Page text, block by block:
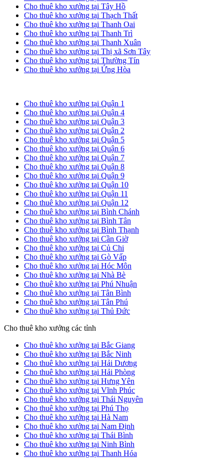
Cho thuê kho xưởng tại Tây Hồ
Cho thuê kho xưởng tại Thạch Thất
Cho thuê kho xưởng tại Thanh Oai
Cho thuê kho xưởng tại Thanh Trì
Cho thuê kho xưởng tại Thanh Xuân
Cho thuê kho xưởng tại Thị xã Sơn Tây
Cho thuê kho xưởng tại Thường Tín
Cho thuê kho xưởng tại Ứng Hòa
Cho thuê kho xưởng tại Quận 1
Cho thuê kho xưởng tại Quận 4
Cho thuê kho xưởng tại Quận 3
Cho thuê kho xưởng tại Quận 2
Cho thuê kho xưởng tại Quận 5
Cho thuê kho xưởng tại Quận 6
Cho thuê kho xưởng tại Quận 7
Cho thuê kho xưởng tại Quận 8
Cho thuê kho xưởng tại Quận 9
Cho thuê kho xưởng tại Quận 10
Cho thuê kho xưởng tại Quận 11
Cho thuê kho xưởng tại Quận 12
Cho thuê kho xưởng tại Bình Chánh
Cho thuê kho xưởng tại Bình Tân
Cho thuê kho xưởng tại Bình Thạnh
Cho thuê kho xưởng tại Cần Giờ
Cho thuê kho xưởng tại Củ Chi
Cho thuê kho xưởng tại Gò Vấp
Cho thuê kho xưởng tại Hóc Môn
Cho thuê kho xưởng tại Nhà Bè
Cho thuê kho xưởng tại Phú Nhuận
Cho thuê kho xưởng tại Tân Bình
Cho thuê kho xưởng tại Tân Phú
Cho thuê kho xưởng tại Thủ Đức
Cho thuê kho xưởng các tỉnh
Cho thuê kho xưởng tại Bắc Giang
Cho thuê kho xưởng tại Bắc Ninh
Cho thuê kho xưởng tại Hải Dương
Cho thuê kho xưởng tại Hải Phòng
Cho thuê kho xưởng tại Hưng Yên
Cho thuê kho xưởng tại Vĩnh Phúc
Cho thuê kho xưởng tại Thái Nguyên
Cho thuê kho xưởng tại Phú Thọ
Cho thuê kho xưởng tại Hà Nam
Cho thuê kho xưởng tại Nam Định
Cho thuê kho xưởng tại Thái Bình
Cho thuê kho xưởng tại Ninh Bình
Cho thuê kho xưởng tại Thanh Hóa